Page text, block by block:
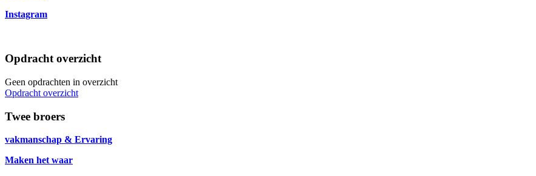
Instagram
Opdracht overzicht
Geen opdrachten in overzicht
Opdracht overzicht
Twee broers
vakmanschap & Ervaring
Maken het waar